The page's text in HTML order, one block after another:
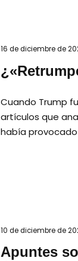
16 de diciembre de
Cuando Trump
artículos que
había provocado
10 de diciembre de
Apuntes